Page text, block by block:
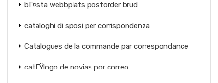
bГ¤sta webbplats postorder brud
cataloghi di sposi per corrispondenza
Catalogues de la commande par correspondance
catГЎlogo de novias por correo